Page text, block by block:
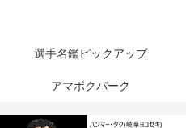
選手名鑑ピックアップ
アマボクパーク